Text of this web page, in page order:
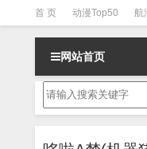
首 页 动漫Top50 航
斗罗3 火影 一拳超
网站首页